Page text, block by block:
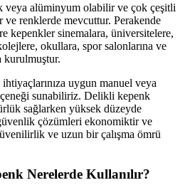
veya alüminyum olabilir ve çok çeşitli
ve renklerde mevcuttur. Perakende
kepenkler sinemalara, üniversitelere,
okullara, spor salonlarına ve
kurulmuştur.
uygun manuel veya
sunabiliriz. Delikli kepenk
sağlarken yüksek düzeyde
çözümleri ekonomiktir ve
ve uzun bir çalışma ömrü
Nerelerde Kullanılır?